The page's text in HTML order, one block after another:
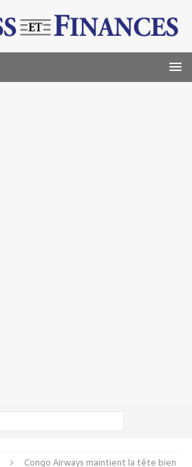
Congo Airways maintient la tête bien